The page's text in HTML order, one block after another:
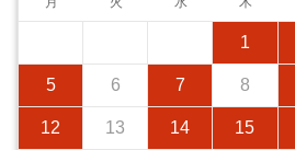
1
5 6 7 8
12 13 14 15